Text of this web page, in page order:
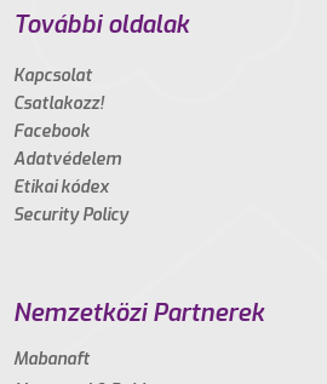
További oldalak
Kapcsolat
Csatlakozz!
Facebook
Adatvédelem
Etikai kódex
Security Policy
Nemzetközi Partnerek
Mabanaft